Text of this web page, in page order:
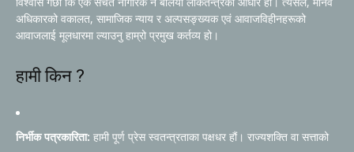
अधिकारको वकालत, सामाजिक न्याय र अल्पसङ्ख्यक एवं आवाजविहीनहरूको
आवाजलाई मूलधारमा ल्याउनु हाम्रो प्रमुख कर्तव्य हो।
हामी किन ?
निर्भीक पत्रकारिता: हामी पूर्ण प्रेस स्वतन्त्रताका पक्षधर हौं। राज्यशक्ति वा सत्ताको